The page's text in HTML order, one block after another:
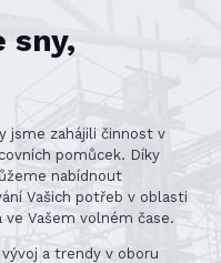
sny,
jsme zahájili činnost v
pomůcek. Díky
nabídnout
Vašich potřeb v oblasti
Vašem volném čase.
a trendy v oboru